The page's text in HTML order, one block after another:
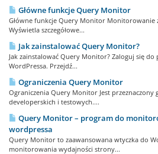
Główne funkcje Query Monitor
Główne funkcje Query Monitor Monitorowanie
Wyświetla szczegółowe...
Jak zainstalować Query Monitor?
Jak zainstalować Query Monitor? Zaloguj się
WordPressa. Przejdź...
Ograniczenia Query Monitor
Ograniczenia Query Monitor Jest przeznaczony
developerskich i testowych....
Query Monitor – program do
wordpressa
Query Monitor to zaawansowana wtyczka do
monitorowania wydajności strony...